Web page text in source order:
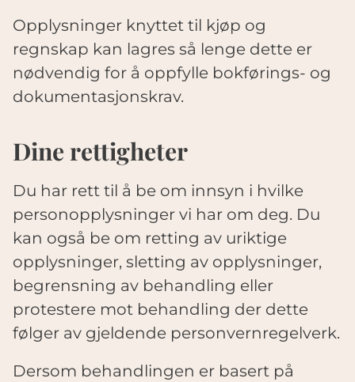
Opplysninger knyttet til kjøp og
regnskap kan lagres så lenge dette er
nødvendig for å oppfylle bokførings- og
dokumentasjonskrav.
Dine rettigheter
Du har rett til å be om innsyn i hvilke
personopplysninger vi har om deg. Du
kan også be om retting av uriktige
opplysninger, sletting av opplysninger,
begrensning av behandling eller
protestere mot behandling der dette
følger av gjeldende personvernregelverk.
Dersom behandlingen er basert på